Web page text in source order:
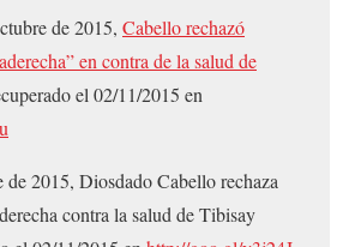
de 2015, Cabello rechazó
en contra de la salud de
el 02/11/2015 en
2015, Diosdado Cabello rechaza
contra la salud de Tibisay